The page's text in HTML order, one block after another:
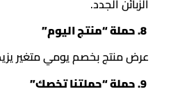
عرض منتج بخصم يومي متغير